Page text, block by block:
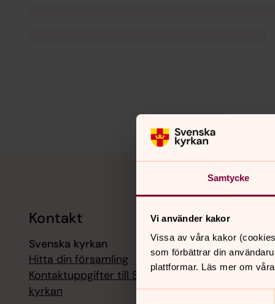
Samtycke
Vi använder kakor
Vissa av våra kakor
som förbättrar din
plattformar. Läs mer om
Kontakt
Svenska kyrkan
Hitta din församling
Kontaktuppgifter till Svenska
kyrkan
11 augusti